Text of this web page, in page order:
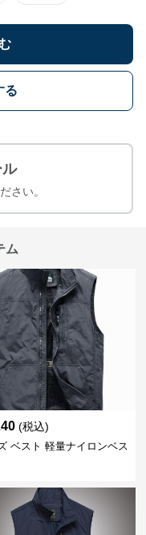
る
さい。
ム
(税込)
ベスト 軽量ナイロンベス